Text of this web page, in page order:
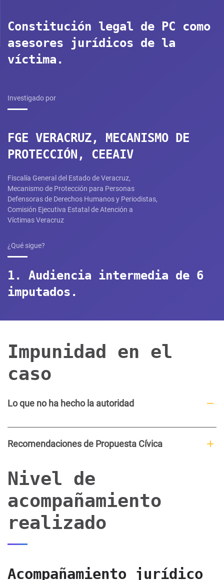
Constitución legal de PC como
asesores jurídicos de la
víctima.
Investigado por
FGE VERACRUZ, MECANISMO DE
PROTECCIÓN, CEEAIV
Fiscalía General del Estado de Veracruz,
Mecanismo de Protección para Personas
Defensoras de Derechos Humanos y Periodistas,
Comisión Ejecutiva Estatal de Atención a
Víctimas Veracruz​
¿Qué sigue?
1. Audiencia intermedia de 6
imputados.
Impunidad en el
caso
Lo que no ha hecho la autoridad
Recomendaciones de Propuesta Cívica
Nivel de
acompañamiento
realizado
Acompañamiento jurídico